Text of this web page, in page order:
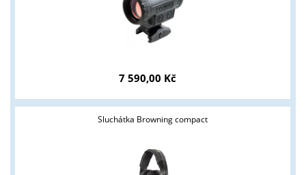
7 590,00 Kč
Sluchátka Browning compact